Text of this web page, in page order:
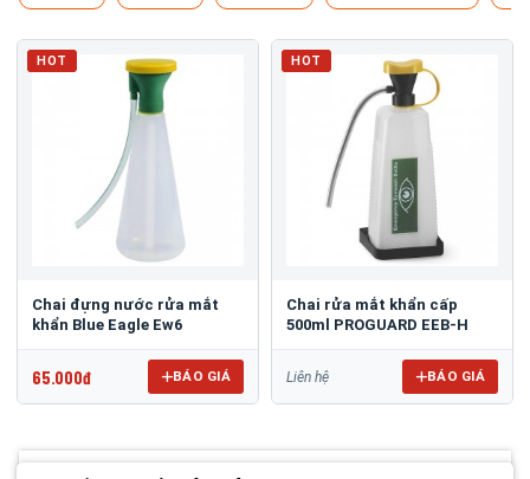
HOT
Chai đựng nước rửa mắt
khẩn Blue Eagle Ew6
65.000đ BÁO GIÁ
HOT
Chai rửa mắt khẩn cấp
500ml PROGUARD EEB-H
Liên hệ BÁO GIÁ